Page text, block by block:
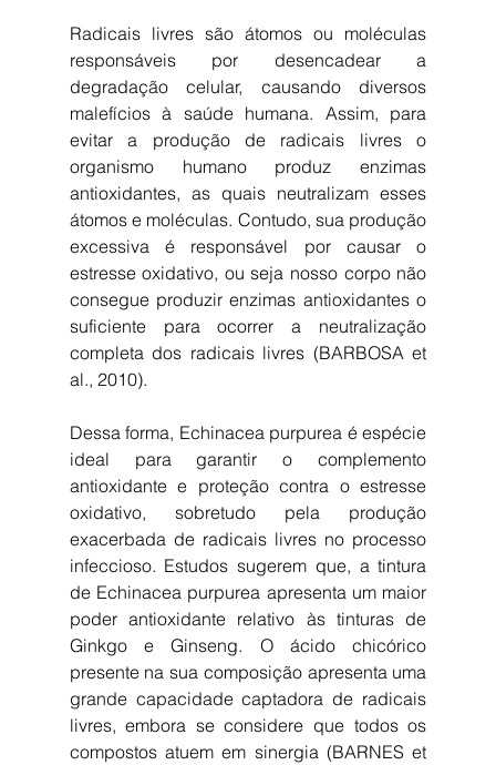
Radicais livres são átomos ou moléculas
responsáveis por desencadear a
degradação celular, causando diversos
malefícios à saúde humana. Assim, para
evitar a produção de radicais livres o
organismo humano produz enzimas
antioxidantes, as quais neutralizam esses
átomos e moléculas. Contudo, sua produção
excessiva é responsável por causar o
estresse oxidativo, ou seja nosso corpo não
consegue produzir enzimas antioxidantes o
suficiente para ocorrer a neutralização
completa dos radicais livres (BARBOSA et
al., 2010).
Dessa forma, Echinacea purpurea é espécie
ideal para garantir o complemento
antioxidante e proteção contra o estresse
oxidativo, sobretudo pela produção
exacerbada de radicais livres no processo
infeccioso. Estudos sugerem que, a tintura
de Echinacea purpurea apresenta um maior
poder antioxidante relativo às tinturas de
Ginkgo e Ginseng. O ácido chicórico
presente na sua composição apresenta uma
grande capacidade captadora de radicais
livres, embora se considere que todos os
compostos atuem em sinergia (BARNES et